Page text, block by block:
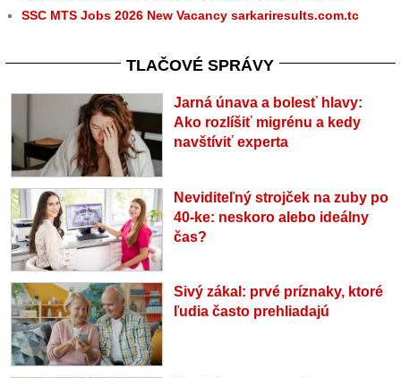
SSC MTS Jobs 2026 New Vacancy sarkariresults.com.tc
TLAČOVÉ SPRÁVY
Jarná únava a bolesť hlavy:
Ako rozlíšiť migrénu a kedy
navštíviť experta
Neviditeľný strojček na zuby po
40-ke: neskoro alebo ideálny
čas?
Sivý zákal: prvé príznaky, ktoré
ľudia často prehliadajú